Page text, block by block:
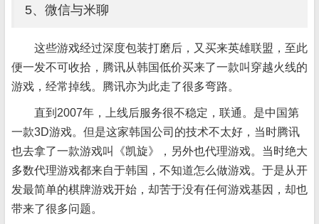
5、微信与米聊
这些游戏经过深度包装打磨后，又买来英雄联盟，至此
便一发不可收拾，腾讯从韩国低价买来了一款叫穿越火线的
游戏，经常掉线。腾讯亦为此走了很多弯路。
直到2007年，上线后服务很不稳定，联通。是中国第
一款3D游戏。但是这家韩国公司的技术不太好，当时腾讯
也去拿了一款游戏叫《凯旋》，另外也代理游戏。当时绝大
多数代理游戏都来自于韩国，不知道怎么做游戏。于是从开
发最简单的棋牌游戏开始，却苦于没有任何游戏基因，却也
带来了很多问题。